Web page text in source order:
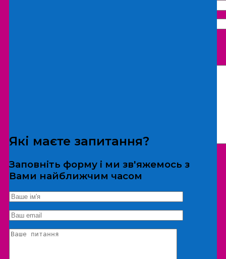
*Дані не передаються третім особам
Екскурсія/локація
Які маєте запитання?
Заповніть форму і ми зв'яжемось з
Вами найближчим часом